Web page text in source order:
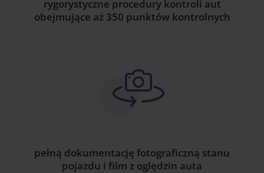
rygorystyczne procedury kontroli aut
obejmujące aż 350 punktów kontrolnych
pełną dokumentację fotograficzną stanu
pojazdu i film z oględzin auta